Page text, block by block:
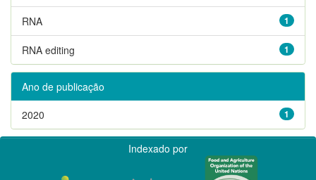
1
RNA
1
RNA editing
Ano de publicação
1
2020
Indexado por